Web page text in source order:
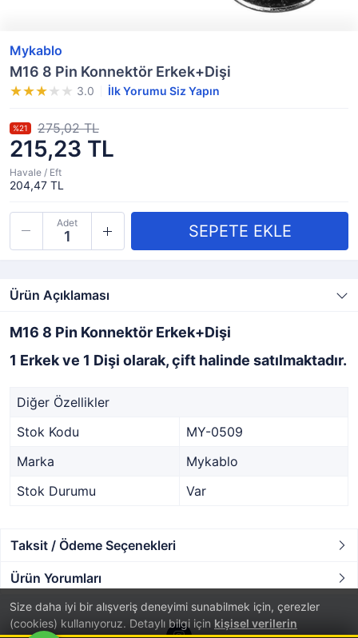
Size daha iyi bir alışveriş deneyimi sunabilmek için, çerezler
(cookies) kullanıyoruz. Detaylı bilgi için kişisel verilerin
Mykablo
M16 8 Pin Konnektör Erkek+Dişi
3.0 İlk Yorumu Siz Yapın
215,23 TL
%21 275,02 TL
Havale / Eft
204,47 TL
Adet
Ürün Açıklaması
M16 8 Pin Konnektör Erkek+Dişi
1 Erkek ve 1 Dişi olarak, çift halinde satılmaktadır.
Diğer Özellikler
Stok Kodu
MY-0509
Marka
Mykablo
Stok Durumu
Var
Taksit / Ödeme Seçenekleri
Ürün Yorumları